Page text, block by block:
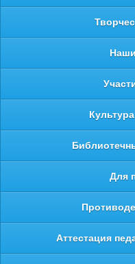
Для
Аттестация